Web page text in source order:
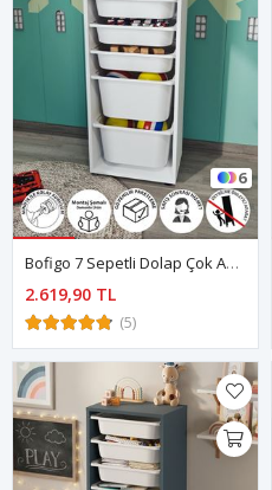
6
Bofigo 7 Sepetli Dolap Çok Amaçlı Dolap Oyuncak Dolabı Pera Beyaz
2.619,90 TL
(5)